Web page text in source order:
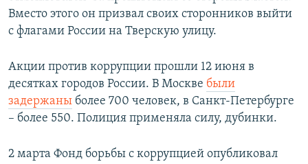
Вместо этого он призвал своих сторонников выйти
с флагами России на Тверскую улицу.
Акции против коррупции прошли 12 июня в
десятках городов России. В Москве были
задержаны более 700 человек, в Санкт-Петербурге
– более 550. Полиция применяла силу, дубинки.
2 марта Фонд борьбы с коррупцией опубликовал